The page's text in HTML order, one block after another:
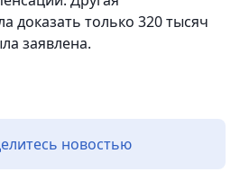
доказать только 320 тысяч
заявлена.
новостью